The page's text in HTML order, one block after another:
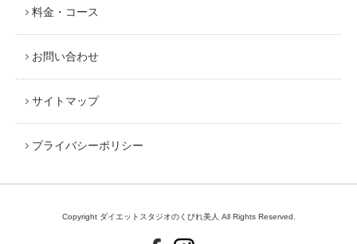
料金・コース
お問い合わせ
サイトマップ
プライバシーポリシー
Copyright ダイエットスタジオのくびれ美人 All Rights Reserved.